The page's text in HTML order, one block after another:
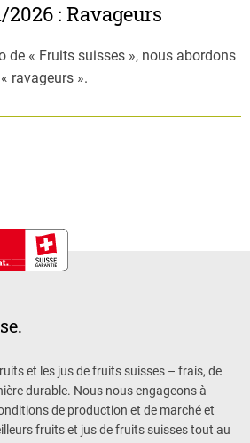
: Ravageurs
de « Fruits suisses », nous abordons
ravageurs ».
et les jus de fruits suisses – frais, de
durable. Nous nous engageons à
de production et de marché et
fruits et jus de fruits suisses tout au